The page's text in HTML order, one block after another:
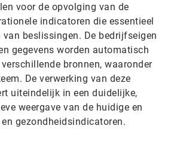
voor de opvolging van de
indicatoren die essentieel
beslissingen. De bedrijfseigen
gegevens worden automatisch
bronnen, waaronder
De verwerking van deze
uiteindelijk in een duidelijke,
weergave van de huidige en
gezondheidsindicatoren.